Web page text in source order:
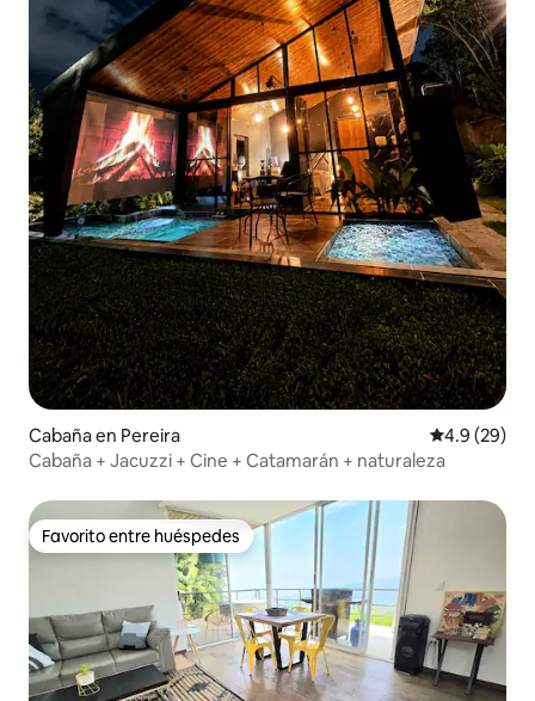
Cabaña en Pereira Calificación
4.9 (29)
Cabaña + Jacuzzi + Cine + Catamarán + naturaleza
Favorito entre huéspedes
Favorito entre huéspedes